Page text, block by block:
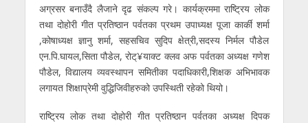
अग्रसर बनाउँदै लैजाने दृढ संकल्प गरे। कार्यक्रममा राष्ट्रिय लोक
तथा दोहोरी गीत प्रतिष्ठान पर्वतका प्रथम उपाध्यक्ष पूजा कार्की शर्मा
,कोषाध्यक्ष ज्ञानु शर्मा, सहसचिव सुदिप क्षेत्री,सदस्य निर्मल पौडेल
एन.पि.घायल,सिता पौडेल, रोट्¥याक्ट क्लव अफ पर्वतका अध्यक्ष गणेश
पौडेल, विद्यालय व्यवस्थापन समितीका पदाधिकारी,शिक्षक अभिभावक
लगायत शिक्षाप्रेमी वुद्धिजिवीहरुको उपस्थिती रहेको थियो।
राष्ट्रिय लोक तथा दोहोरी गीत प्रतिष्ठान पर्वतका अध्यक्ष दिपक